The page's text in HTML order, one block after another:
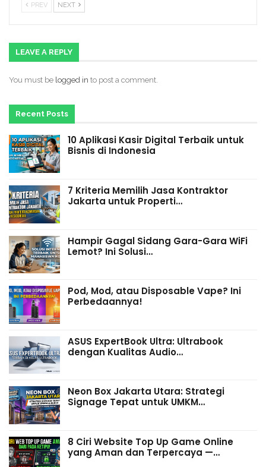
PREV NEXT
LEAVE A REPLY
You must be logged in to post a comment.
Recent Posts
10 Aplikasi Kasir Digital Terbaik untuk
Bisnis di Indonesia
7 Kriteria Memilih Jasa Kontraktor
Jakarta untuk Properti…
Hampir Gagal Sidang Gara-Gara WiFi
Lemot? Ini Solusi…
Pod, Mod, atau Disposable Vape? Ini
Perbedaannya!
ASUS ExpertBook Ultra: Ultrabook
dengan Kualitas Audio…
Neon Box Jakarta Utara: Strategi
Signage Tepat untuk UMKM…
8 Ciri Website Top Up Game Online
yang Aman dan Terpercaya —…